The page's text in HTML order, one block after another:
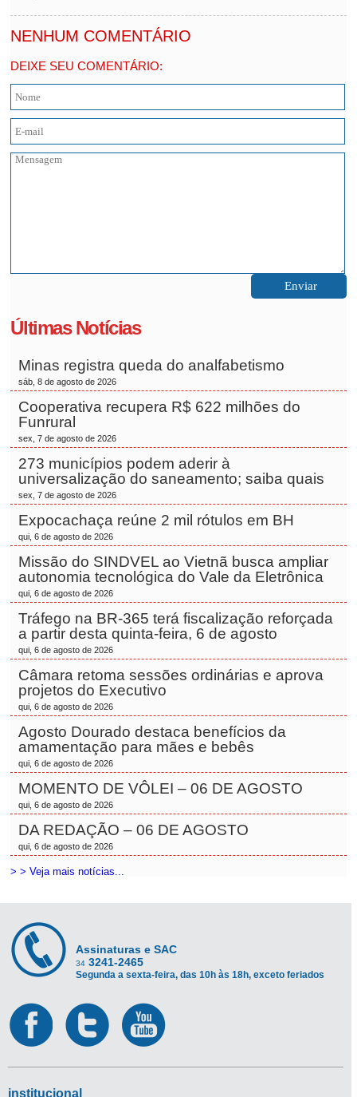
NENHUM COMENTÁRIO
DEIXE SEU COMENTÁRIO:
Últimas Notícias
Minas registra queda do analfabetismo
sáb, 8 de agosto de 2026
Cooperativa recupera R$ 622 milhões do
Funrural
sex, 7 de agosto de 2026
273 municípios podem aderir à
universalização do saneamento; saiba quais
sex, 7 de agosto de 2026
Expocachaça reúne 2 mil rótulos em BH
qui, 6 de agosto de 2026
Missão do SINDVEL ao Vietnã busca ampliar
autonomia tecnológica do Vale da Eletrônica
qui, 6 de agosto de 2026
Tráfego na BR-365 terá fiscalização reforçada
a partir desta quinta-feira, 6 de agosto
qui, 6 de agosto de 2026
Câmara retoma sessões ordinárias e aprova
projetos do Executivo
qui, 6 de agosto de 2026
Agosto Dourado destaca benefícios da
amamentação para mães e bebês
qui, 6 de agosto de 2026
MOMENTO DE VÔLEI – 06 DE AGOSTO
qui, 6 de agosto de 2026
DA REDAÇÃO – 06 DE AGOSTO
qui, 6 de agosto de 2026
> > Veja mais notícias...
Assinaturas e SAC
34 3241-2465
Segunda a sexta-feira, das 10h às 18h, exceto feriados
institucional